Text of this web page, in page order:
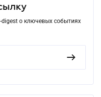
digest о ключевых событиях